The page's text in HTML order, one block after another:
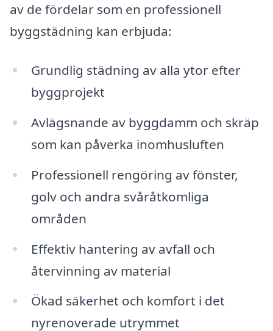
av de fördelar som en professionell
byggstädning kan erbjuda:
Grundlig städning av alla ytor efter
byggprojekt
Avlägsnande av byggdamm och skräp
som kan påverka inomhusluften
Professionell rengöring av fönster,
golv och andra svåråtkomliga
områden
Effektiv hantering av avfall och
återvinning av material
Ökad säkerhet och komfort i det
nyrenoverade utrymmet